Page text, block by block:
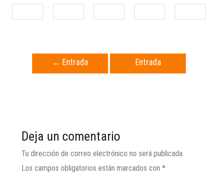
← Entrada
Entrada
Deja un comentario
Tu dirección de correo electrónico no será publicada.
Los campos obligatorios están marcados con *